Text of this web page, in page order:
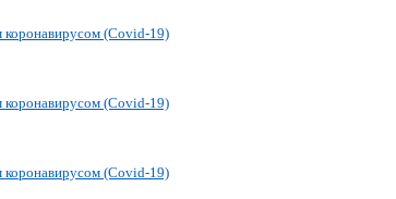
(Covid-19)
(Covid-19)
(Covid-19)